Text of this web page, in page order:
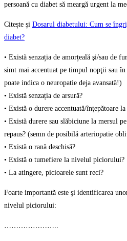
persoană cu diabet să meargă urgent la
Citește și Dosarul diabetului: Cum se
diabet?
• Există senzația de amorțeală şi/sau de
simt mai accentuat pe timpul nopţii sau în
poate indica o neuropatie deja avansată!)
• Există senzația de arsură?
• Există o durere accentuată/înţepătoare
• Există durere sau slăbiciune la mersul
repaus? (semn de posibilă arteriopatie
• Există o rană deschisă?
• Există o tumefiere la nivelul piciorului?
• La atingere, picioarele sunt reci?
Foarte importantă este şi identificarea
nivelul piciorului:
…………………..